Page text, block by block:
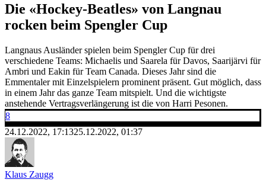
Die «Hockey-Beatles» von Langnau
rocken beim Spengler Cup
Langnaus Ausländer spielen beim Spengler Cup für drei
verschiedene Teams: Michaelis und Saarela für Davos, Saarijärvi für
Ambri und Eakin für Team Canada. Dieses Jahr sind die
Emmentaler mit Einzelspielern prominent präsent. Gut möglich, dass
in einem Jahr das ganze Team mitspielt. Und die wichtigste
anstehende Vertragsverlängerung ist die von Harri Pesonen.
8
24.12.2022, 17:1325.12.2022, 01:37
Klaus Zaugg